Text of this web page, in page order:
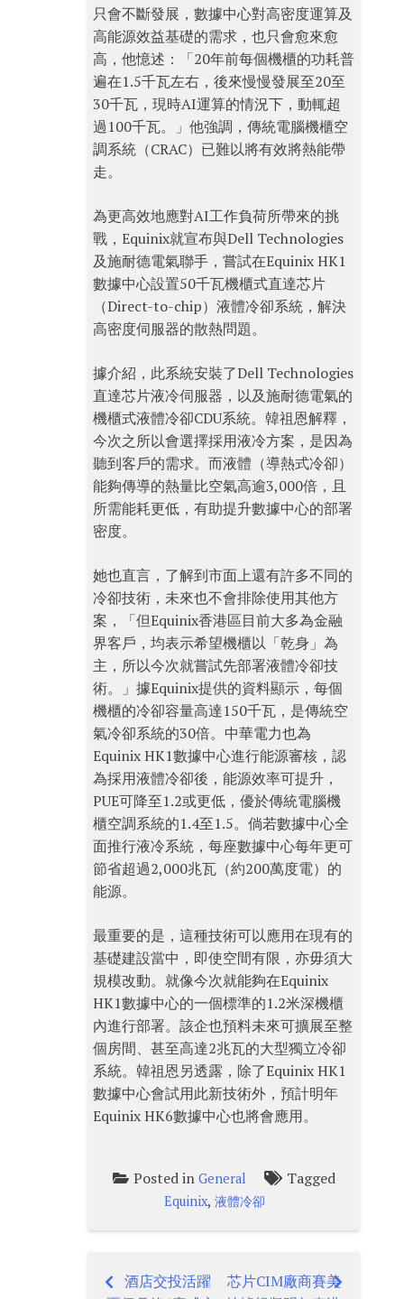
只會不斷發展，數據中心對高密度運算及
高能源效益基礎的需求，也只會愈來愈
高，他憶述：「20年前每個機櫃的功耗普
遍在1.5千瓦左右，後來慢慢發展至20至
30千瓦，現時AI運算的情況下，動輒超
過100千瓦。」他強調，傳統電腦機櫃空
調系統（CRAC）已難以將有效將熱能帶
走。
為更高效地應對AI工作負荷所帶來的挑
戰，Equinix就宣布與Dell Technologies
及施耐德電氣聯手，嘗試在Equinix HK1
數據中心設置50千瓦機櫃式直達芯片
（Direct-to-chip）液體冷卻系統，解決
高密度伺服器的散熱問題。
據介紹，此系統安裝了Dell Technologies
直達芯片液冷伺服器，以及施耐德電氣的
機櫃式液體冷卻CDU系統。韓祖恩解釋，
今次之所以會選擇採用液冷方案，是因為
聽到客戶的需求。而液體（導熱式冷卻）
能夠傳導的熱量比空氣高逾3,000倍，且
所需能耗更低，有助提升數據中心的部署
密度。
她也直言，了解到市面上還有許多不同的
冷卻技術，未來也不會排除使用其他方
案，「但Equinix香港區目前大多為金融
界客戶，均表示希望機櫃以「乾身」為
主，所以今次就嘗試先部署液體冷卻技
術。」據Equinix提供的資料顯示，每個
機櫃的冷卻容量高達150千瓦，是傳統空
氣冷卻系統的30倍。中華電力也為
Equinix HK1數據中心進行能源審核，認
為採用液體冷卻後，能源效率可提升，
PUE可降至1.2或更低，優於傳統電腦機
櫃空調系統的1.4至1.5。倘若數據中心全
面推行液冷系統，每座數據中心每年更可
節省超過2,000兆瓦（約200萬度電）的
能源。
最重要的是，這種技術可以應用在現有的
基礎建設當中，即使空間有限，亦毋須大
規模改動。就像今次就能夠在Equinix
HK1數據中心的一個標準的1.2米深機櫃
內進行部署。該企也預料未來可擴展至整
個房間、甚至高達2兆瓦的大型獨立冷卻
系統。韓祖恩另透露，除了Equinix HK1
數據中心會試用此新技術外，預計明年
Equinix HK6數據中心也將會應用。
Posted in General Tagged
Equinix,液體冷卻
Post
酒店交投活躍
芯片CIM廠商賽美